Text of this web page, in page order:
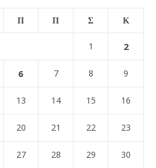
Π Π Σ Κ
1 2
6 7 8 9
13 14 15 16
20 21 22 23
27 28 29 30